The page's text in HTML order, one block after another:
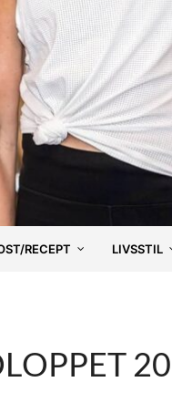
RECEPT LIVSSTIL